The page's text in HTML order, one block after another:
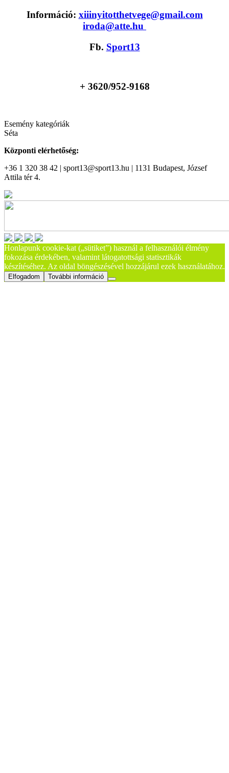
Információ: xiiinyitotthetvege@gmail.com
iroda@atte.hu
Fb. Sport13
+ 3620/952-9168
Esemény kategóriák
Séta
Központi elérhetőség:
+36 1 320 38 42 | sport13@sport13.hu | 1131 Budapest, József
Attila tér 4.
Honlapunk cookie-kat („sütiket”) használ a felhasználói élmény
fokozása érdekében, valamint látogatottsági statisztikák
készítéséhez. Az oldal böngészésével hozzájárul ezek használatához.
Elfogadom További információ